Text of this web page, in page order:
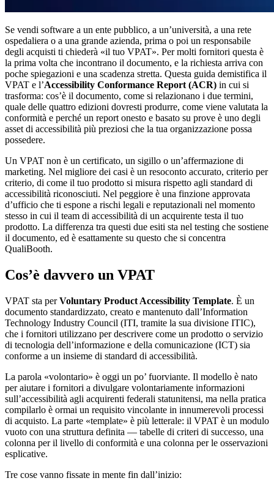
Se vendi software a un ente pubblico, a un’università, a una rete
ospedaliera o a una grande azienda, prima o poi un responsabile
degli acquisti ti chiederà «il tuo VPAT». Per molti fornitori questa è
la prima volta che incontrano il documento, e la richiesta arriva con
poche spiegazioni e una scadenza stretta. Questa guida demistifica il
VPAT e l’Accessibility Conformance Report (ACR) in cui si
trasforma: cos’è il documento, come si relazionano i due termini,
quale delle quattro edizioni dovresti produrre, come viene valutata la
conformità e perché un report onesto e basato su prove è uno degli
asset di accessibilità più preziosi che la tua organizzazione possa
possedere.
Un VPAT non è un certificato, un sigillo o un’affermazione di
marketing. Nel migliore dei casi è un resoconto accurato, criterio per
criterio, di come il tuo prodotto si misura rispetto agli standard di
accessibilità riconosciuti. Nel peggiore è una finzione approvata
d’ufficio che ti espone a rischi legali e reputazionali nel momento
stesso in cui il team di accessibilità di un acquirente testa il tuo
prodotto. La differenza tra questi due esiti sta nel testing che sostiene
il documento, ed è esattamente su questo che si concentra
QualiBooth.
Cos’è davvero un VPAT
VPAT sta perVoluntary Product Accessibility Template. È un
documento standardizzato, creato e mantenuto dall’Information
Technology Industry Council (ITI, tramite la sua divisione ITIC),
che i fornitori utilizzano per descrivere come un prodotto o servizio
di tecnologia dell’informazione e della comunicazione (ICT) sia
conforme a un insieme di standard di accessibilità.
La parola «volontario» è oggi un po’ fuorviante. Il modello è nato
per aiutare i fornitori a divulgare volontariamente informazioni
sull’accessibilità agli acquirenti federali statunitensi, ma nella pratica
compilarlo è ormai un requisito vincolante in innumerevoli processi
di acquisto. La parte «template» è più letterale: il VPAT è un modulo
vuoto con una struttura definita — tabelle di criteri di successo, una
colonna per il livello di conformità e una colonna per le osservazioni
esplicative.
Tre cose vanno fissate in mente fin dall’inizio: